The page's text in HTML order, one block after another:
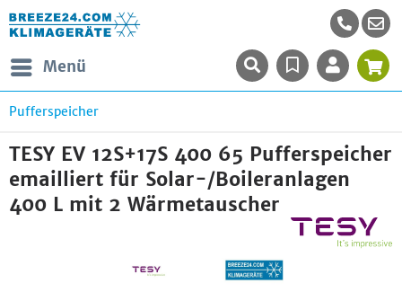
Menü
Pufferspeicher
TESY EV 12S+17S 400 65 Pufferspeicher
emailliert für Solar-/Boileranlagen
400 L mit 2 Wärmetauscher